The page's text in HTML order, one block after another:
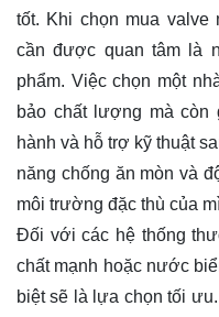
tốt. Khi chọn mua valve
cần được quan tâm là
phẩm. Việc chọn một
bảo chất lượng mà còn
hành và hỗ trợ kỹ thuật
năng chống ăn mòn và
môi trường đặc thù của
Đối với các hệ thống
chất mạnh hoặc nước
biệt sẽ là lựa chọn tối